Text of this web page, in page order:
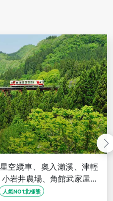
空纜車、奧入瀨溪、津輕
岩井農場、角館武家屋敷
人氣NO1北極熊